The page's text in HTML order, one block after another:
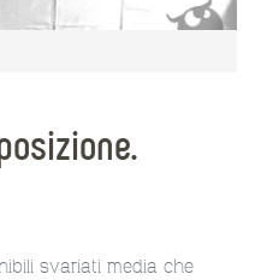
svariati media che